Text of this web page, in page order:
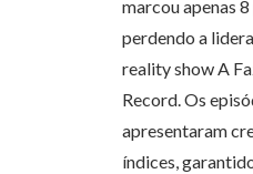
marcou apenas
perdendo a
reality show A
Record. Os
apresentaram
índices,